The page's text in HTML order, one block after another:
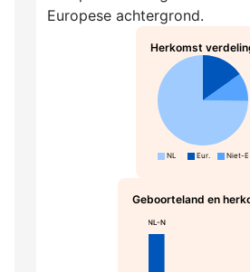
Europese achtergrond.
Herkomst
NL Eur. Niet-
Geboorteland en
NL-N